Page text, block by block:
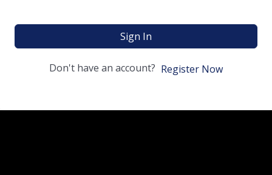
Sign In
Don't have an account? Register Now